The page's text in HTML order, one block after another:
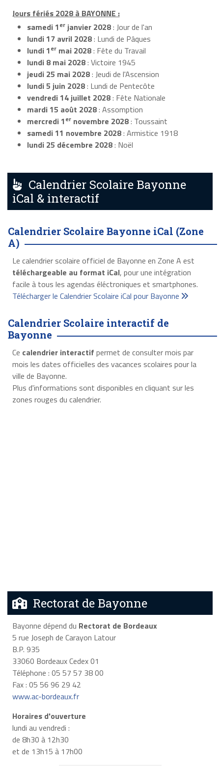
Jours fériés 2028 à BAYONNE :
samedi 1er janvier 2028: Jour de l'an
lundi 17 avril 2028: Lundi de Pâques
lundi 1er mai 2028: Fête du Travail
lundi 8 mai 2028: Victoire 1945
jeudi 25 mai 2028: Jeudi de l'Ascension
lundi 5 juin 2028: Lundi de Pentecôte
vendredi 14 juillet 2028: Fête Nationale
mardi 15 août 2028: Assomption
mercredi 1er novembre 2028: Toussaint
samedi 11 novembre 2028: Armistice 1918
lundi 25 décembre 2028: Noël
Calendrier Scolaire Bayonne
iCal & interactif
Calendrier Scolaire Bayonne iCal (Zone
A)
Le calendrier scolaire officiel de Bayonne en Zone A est
téléchargeable au format iCal, pour une intégration
facile à tous les agendas éléctroniques et smartphones.
Télécharger le Calendrier Scolaire iCal pour Bayonne
Calendrier Scolaire interactif de
Bayonne
Ce calendrier interactif permet de consulter mois par
mois les dates officielles des vacances scolaires pour la
ville de Bayonne.
Plus d'informations sont disponibles en cliquant sur les
zones rouges du calendrier.
Rectorat de Bayonne
Bayonne dépend du Rectorat de Bordeaux
5 rue Joseph de Carayon Latour
B.P. 935
33060 Bordeaux Cedex 01
Téléphone : 05 57 57 38 00
Fax : 05 56 96 29 42
www.ac-bordeaux.fr
Horaires d'ouverture
lundi au vendredi :
de 8h30 à 12h30
et de 13h15 à 17h00